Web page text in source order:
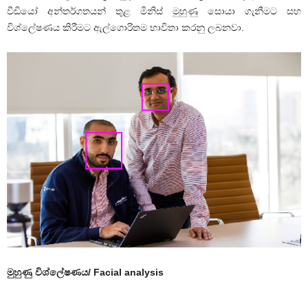
වීඩියෝ අන්තර්ගතයන් තුළ මිනිස් මුහුණු සොයා ගැනීමට සහ
විශ්ලේෂණය කිරීමට ඇල්ගොරිතම භාවිතා කරනු ලබනවා.
මුහුණු විශ්ලේෂණය/ Facial analysis